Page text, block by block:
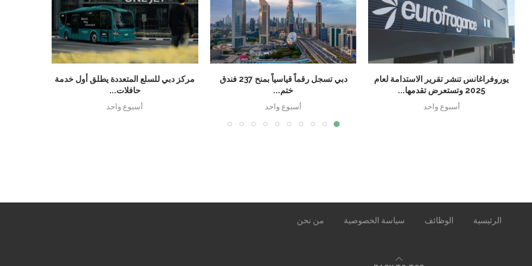
يوروفراغانس تنشر تقرير الاستدامة لعام
2025 وتستعرض تقدمها...
أسبوع واحد
دبي تسجل رقماً قياسياً بمنح 237 فندق
ختم...
أسبوع واحد
مركز دبي للسلع المتعددة يطلق أول خدمة
حافلات...
أسبوع واحد
الرئيسية الوظائف سياسة الخصوصية
من نحن